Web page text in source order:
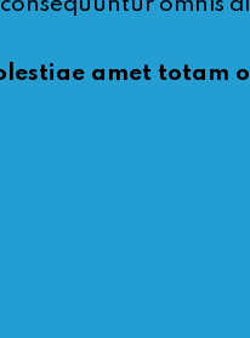
amet totam